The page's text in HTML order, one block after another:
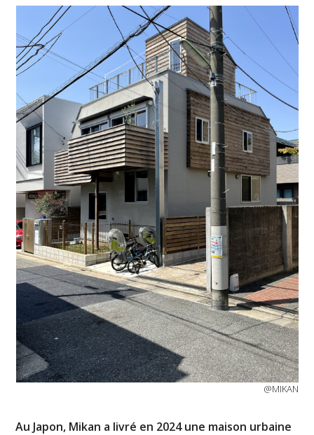
@MIKAN
Au Japon, Mikan a livré en 2024 une maison urbaine